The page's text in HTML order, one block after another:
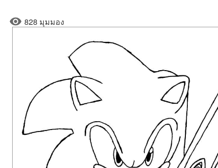
828 มุมมอง